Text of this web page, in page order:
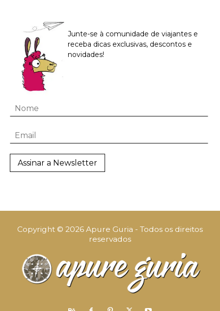
Junte-se à comunidade de viajantes e
receba dicas exclusivas, descontos e
novidades!
Copyright © 2026 Apure Guria - Todos os direitos
reservados